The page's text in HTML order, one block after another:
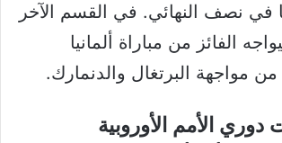
في نصف النهائي. في القسم الآخر
الفائز من مباراة ألمانيا
من مواجهة البرتغال والدنمارك.
الأمم الأوروبية